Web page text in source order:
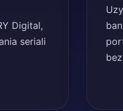
Digital,
seriali